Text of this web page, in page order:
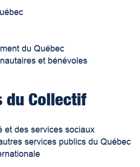
du Québec
et bénévoles
du Collectif
et des services sociaux
services publics du Québec